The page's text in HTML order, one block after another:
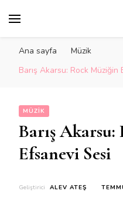
Ana sayfa
Müzik
Barış Akarsu: Rock Müziğin
MÜZIK
Barış
Efsanevi Sesi
Geliştirici ALEV ATEŞ